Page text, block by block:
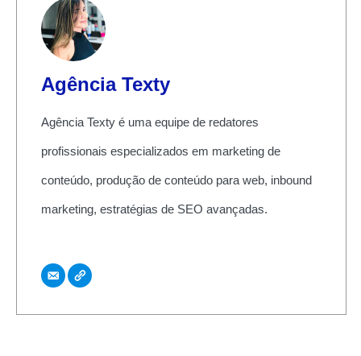
Agência Texty
Agência Texty é uma equipe de redatores
profissionais especializados em marketing de
conteúdo, produção de conteúdo para web, inbound
marketing, estratégias de SEO avançadas.